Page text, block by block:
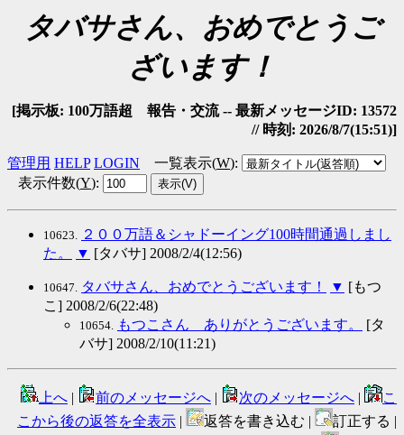
タバサさん、おめでとうご
ざいます！
[掲示板: 100万語超 報告・交流 -- 最新メッセージID: 13572
// 時刻: 2026/8/7(15:51)]
管理用 HELP LOGIN 一覧表示(W):
表示件数(Y):
10623.
２００万語＆シャドーイング100時間通過しまし
た。
▼ [タバサ] 2008/2/4(12:56)
10647. タバサさん、おめでとうございます！ ▼ [もつ
こ] 2008/2/6(22:48)
10654. もつこさん ありがとうございます。
[タ
バサ] 2008/2/10(11:21)
上へ | 前のメッセージへ | 次のメッセージへ |
こ
こから後の返答を全表示 | 返答を書き込む |
訂正する |